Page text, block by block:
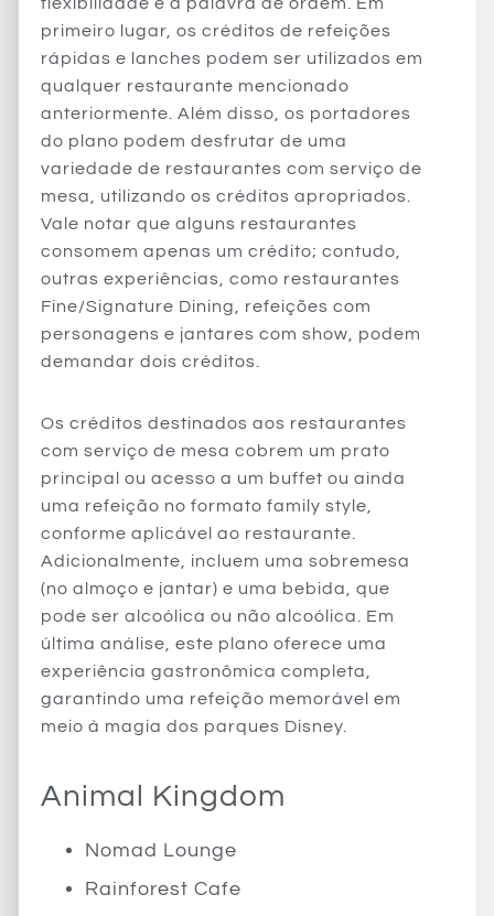
primeiro lugar, os créditos de refeições
rápidas e lanches podem ser utilizados em
qualquer restaurante mencionado
anteriormente. Além disso, os portadores
do plano podem desfrutar de uma
variedade de restaurantes com serviço de
mesa, utilizando os créditos apropriados.
Vale notar que alguns restaurantes
consomem apenas um crédito; contudo,
outras experiências, como restaurantes
Fine/Signature Dining, refeições com
personagens e jantares com show, podem
demandar dois créditos.
Os créditos destinados aos restaurantes
com serviço de mesa cobrem um prato
principal ou acesso a um buffet ou ainda
uma refeição no formato family style,
conforme aplicável ao restaurante.
Adicionalmente, incluem uma sobremesa
(no almoço e jantar) e uma bebida, que
pode ser alcoólica ou não alcoólica. Em
última análise, este plano oferece uma
experiência gastronômica completa,
garantindo uma refeição memorável em
meio à magia dos parques Disney.
Animal Kingdom
Nomad Lounge
Rainforest Cafe